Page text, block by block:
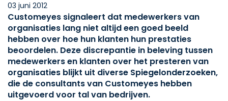
03 juni 2012
Customeyes signaleert dat medewerkers van
organisaties lang niet altijd een goed beeld
hebben over hoe hun klanten hun prestaties
beoordelen. Deze discrepantie in beleving tussen
medewerkers en klanten over het presteren van
organisaties blijkt uit diverse Spiegelonderzoeken,
die de consultants van Customeyes hebben
uitgevoerd voor tal van bedrijven.